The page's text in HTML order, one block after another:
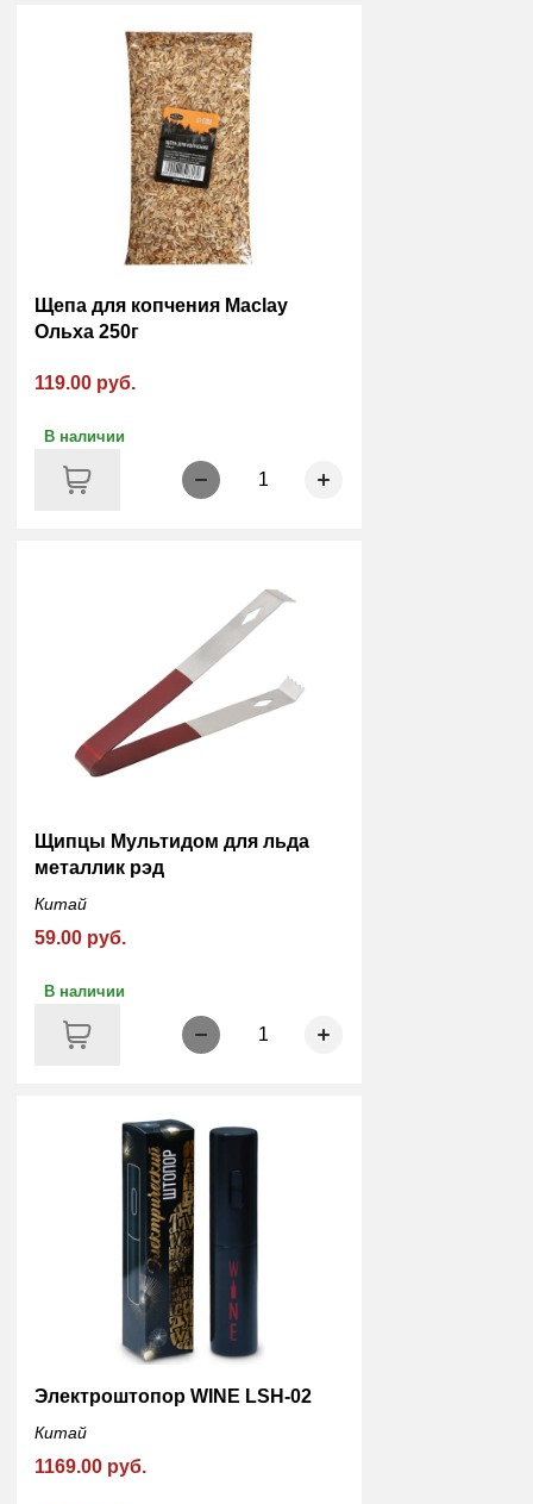
Щепа для копчения Maclay
Ольха 250г
119.00 руб.
В наличии
1
Щипцы Мультидом для льда
металлик рэд
Китай
59.00 руб.
В наличии
1
Электроштопор WINE LSH-02
Китай
1169.00 руб.